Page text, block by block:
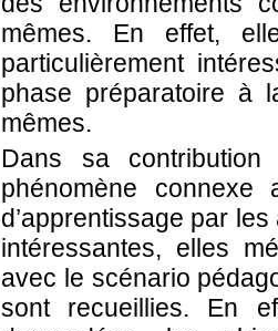
mêmes. En effet,
particulièrement
phase préparatoire à
mêmes.
Dans sa
phénomène
d’apprentissage par
intéressantes, elles
avec le scénario
sont recueillies. En